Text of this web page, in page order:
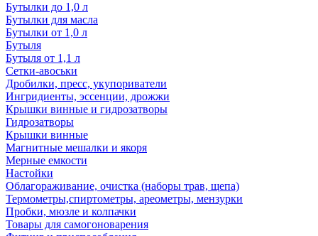
Бутылки до 1,0 л
Бутылки для масла
Бутылки от 1,0 л
Бутыля
Бутыля от 1,1 л
Сетки-авоськи
Дробилки, пресс, укупориватели
Ингридиенты, эссенции, дрожжи
Крышки винные и гидрозатворы
Гидрозатворы
Крышки винные
Магнитные мешалки и якоря
Мерные емкости
Настойки
Облагораживание, очистка (наборы трав, щепа)
Термометры,спиртометры, ареометры, мензурки
Пробки, мюзле и колпачки
Товары для самогоноварения